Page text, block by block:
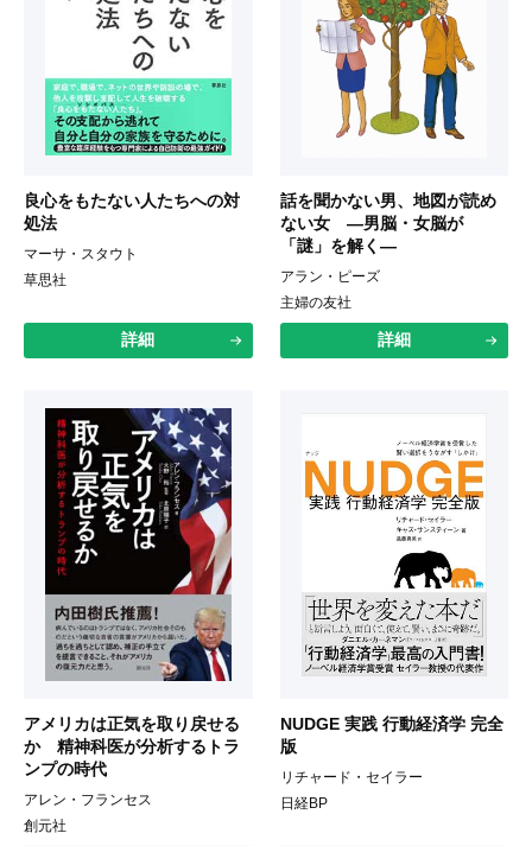
良心をもたない人たちへの対
処法
マーサ・スタウト
草思社
詳細
話を聞かない男、地図が読め
ない女 ―男脳・女脳が
「謎」を解く―
アラン・ピーズ
主婦の友社
詳細
アメリカは正気を取り戻せる
か 精神科医が分析するトラ
ンプの時代
アレン・フランセス
創元社
NUDGE 実践 行動経済学 完全
版
リチャード・セイラー
日経BP